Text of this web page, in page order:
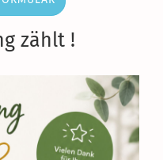
zählt !